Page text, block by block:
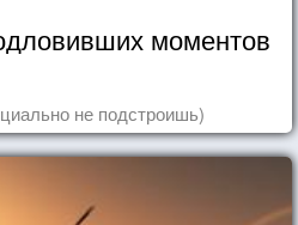
моментов
не подстроишь)